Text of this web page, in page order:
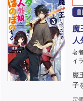
魔
人
著
イ
魔
子
定価